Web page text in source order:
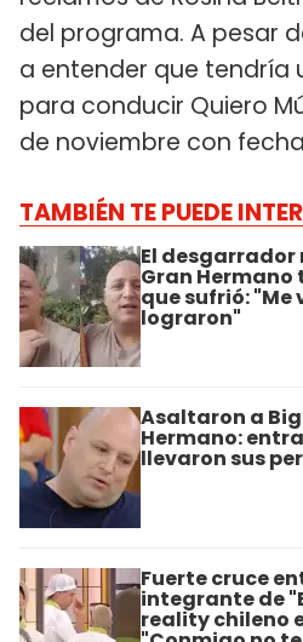
del programa. A pesar
a entender que tendría
para conducir Quiero
de noviembre con
TAMBIÉN TE PUEDE
El desgarrador
Gran Hermano
que sufrió: "Me
lograron"
Asaltaron a
Hermano:
llevaron sus
Fuerte cruce
integrante de
reality chileno